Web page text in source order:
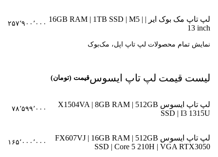
لپ تاپ مک بوک ایر | 16GB RAM | 1TB SSD | M5 |
13 inch
۲۵۷٬۹۰۰٬۰۰۰
نمایش تمام محصولات لپ تاپ اپل، مک‌بوک
لیست قیمت لپ تاپ ایسوسقیمت (تومان)
لپ تاپ ایسوس X1504VA | 8GB RAM | 512GB
SSD | I3 1315U
۷۸٬۵۹۹٬۰۰۰
لپ تاپ ایسوس FX607VJ | 16GB RAM | 512GB
SSD | Core 5 210H | VGA RTX3050
۱۶۵٬۰۰۰٬۰۰۰